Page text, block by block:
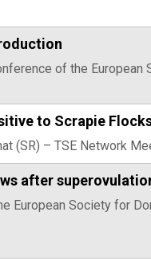
of the
to Scrapie
(SR) – TSE Network
after
European Society for